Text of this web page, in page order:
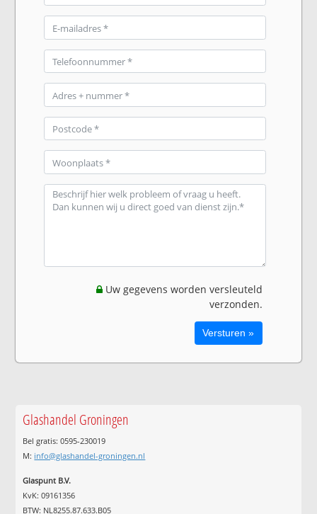
Uw gegevens worden versleuteld
verzonden.
Glashandel Groningen
Bel gratis: 0595-230019
M: info@glashandel-groningen.nl
Glaspunt B.V.
KvK: 09161356
BTW: NL8255.87.633.B05